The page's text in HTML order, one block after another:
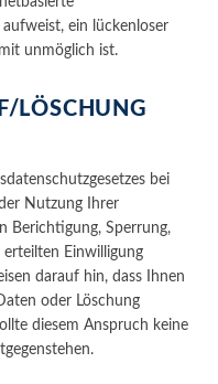
ein lückenloser
unmöglich ist.
LÖSCHUNG
bei
Nutzung Ihrer
Berichtigung, Sperrung,
Einwilligung
darauf hin, dass Ihnen
oder Löschung
diesem Anspruch keine